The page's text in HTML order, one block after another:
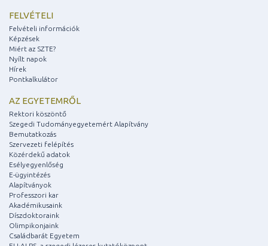
FELVÉTELI
Felvételi információk
Képzések
Miért az SZTE?
Nyílt napok
Hírek
Pontkalkulátor
AZ EGYETEMRŐL
Rektori köszöntő
Szegedi Tudományegyetemért Alapítvány
Bemutatkozás
Szervezeti felépítés
Közérdekű adatok
Esélyegyenlőség
E-ügyintézés
Alapítványok
Professzori kar
Akadémikusaink
Díszdoktoraink
Olimpikonjaink
Családbarát Egyetem